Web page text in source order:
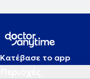
Κατέβασε το app